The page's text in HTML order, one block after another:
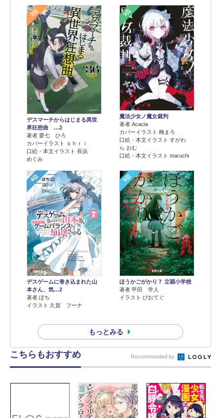
2位
デスマーチからはじまる異世
界狂想曲 …2
著者 愛七 ひろ
カバーイラスト ｓｈｒｉ
口絵・本文イラスト 長浜
めぐみ
3位
魔法少女ノ魔女裁判
著者 Acacia
カバーイラスト 梅まろ
口絵・本文イラスト すがわ
ら おむ
口絵・本文イラスト maruchi
4位
デスゲームに巻き込まれた山
本さん、気…2
著者 ぽち
イラスト 久賀 フーナ
5位
ほうかごがかり７ 立穎小学校
著者 甲田 学人
イラスト ぴおてぐ
もっとみる
こちらもおすすめ Recommended by